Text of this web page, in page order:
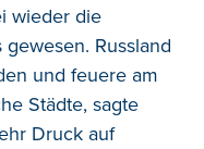
wieder die
Russland
und feuere am
Städte, sagte
Druck auf